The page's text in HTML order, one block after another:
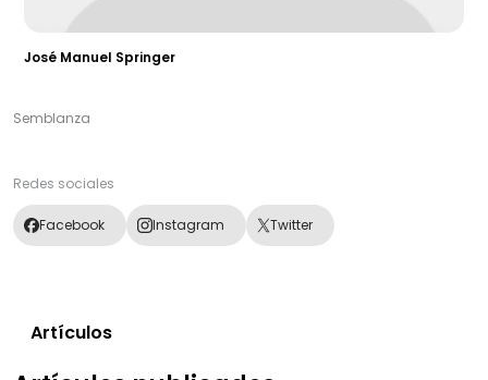
José Manuel Springer
Semblanza
Redes sociales
Facebook Instagram Twitter
Artículos